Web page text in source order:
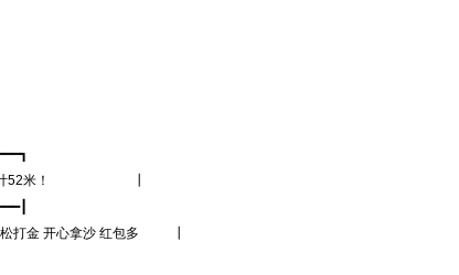
合计52米！ ┃
金 开心拿沙 红包多 ┃